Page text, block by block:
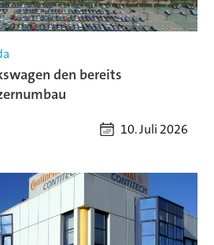
den bereits
10. Juli 2026